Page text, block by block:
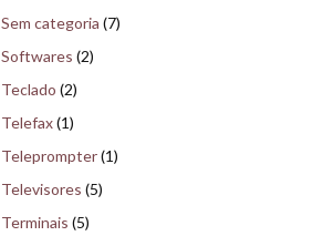
Sem categoria (7)
Softwares (2)
Teclado (2)
Telefax(1)
Teleprompter(1)
Televisores (5)
Terminais (5)